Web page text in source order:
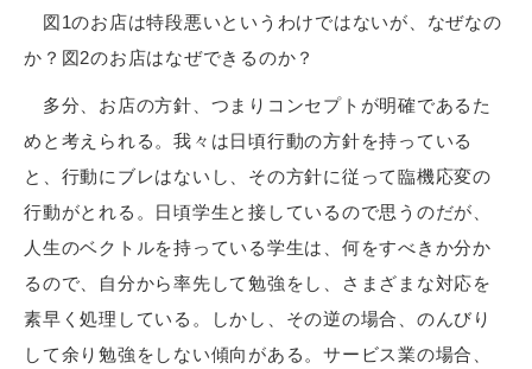
図1のお店は特段悪いというわけではないが、なぜなの
か？図2のお店はなぜできるのか？
多分、お店の方針、つまりコンセプトが明確であるた
めと考えられる。我々は日頃行動の方針を持っている
と、行動にブレはないし、その方針に従って臨機応変の
行動がとれる。日頃学生と接しているので思うのだが、
人生のベクトルを持っている学生は、何をすべきか分か
るので、自分から率先して勉強をし、さまざまな対応を
素早く処理している。しかし、その逆の場合、のんびり
して余り勉強をしない傾向がある。サービス業の場合、